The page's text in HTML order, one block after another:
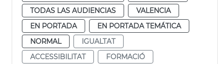
TODAS LAS AUDIENCIAS
VALENCIA
EN PORTADA
EN PORTADA TEMÁTICA
NORMAL
IGUALTAT
ACCESSIBILITAT
FORMACIÓ